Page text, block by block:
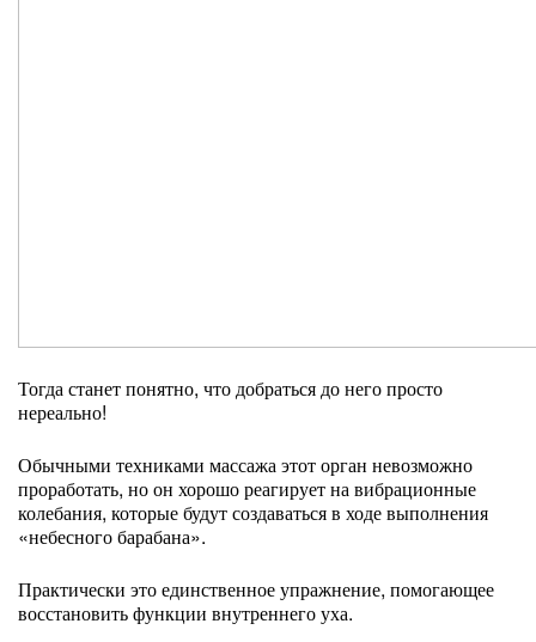
Тогда станет понятно, что добраться до него просто
нереально!
Обычными техниками массажа этот орган невозможно
проработать, но он хорошо реагирует на вибрационные
колебания, которые будут создаваться в ходе выполнения
«небесного барабана».
Практически это единственное упражнение, помогающее
восстановить функции внутреннего уха.